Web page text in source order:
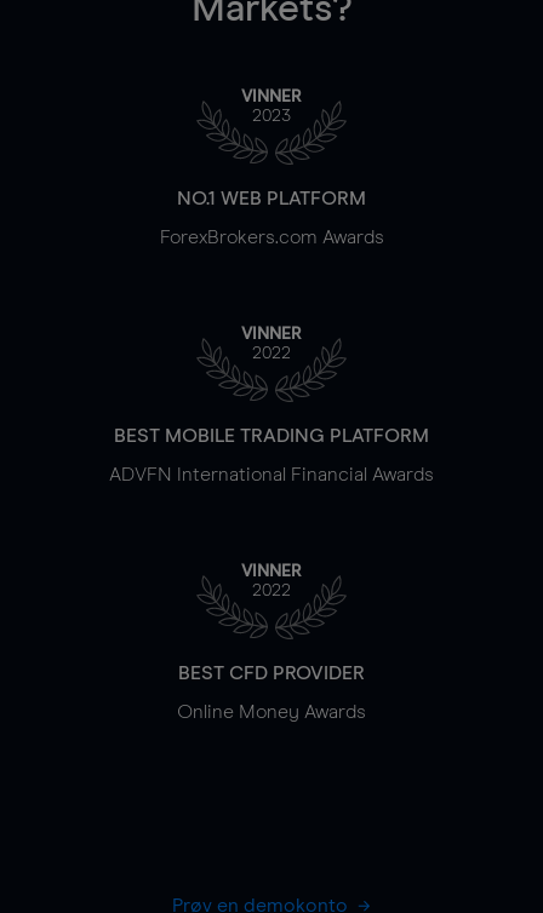
Markets?
VINNER
2023
NO.1 WEB PLATFORM
ForexBrokers.com Awards
VINNER
2022
BEST MOBILE TRADING PLATFORM
ADVFN International Financial Awards
VINNER
2022
BEST CFD PROVIDER
Online Money Awards
Prøv en demokonto